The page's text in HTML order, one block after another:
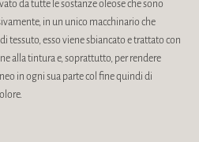
da tutte le sostanze oleose che sono
in un unico macchinario che
tessuto, esso viene sbiancato e trattato con
alla tintura e, soprattutto, per rendere
in ogni sua parte col fine quindi di